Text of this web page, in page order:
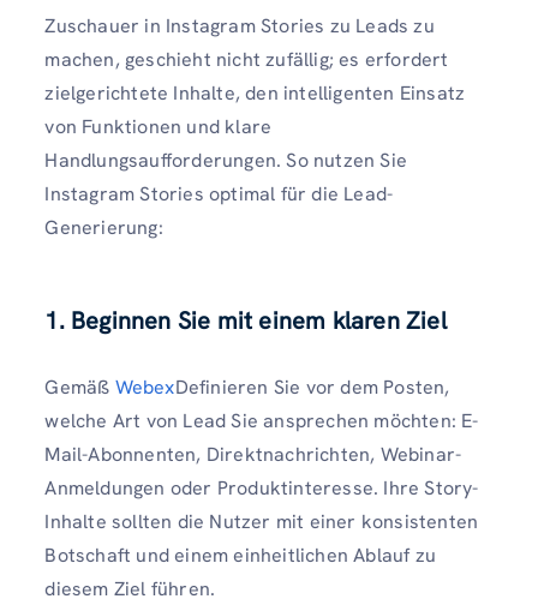
Zuschauer in Instagram Stories zu Leads zu
machen, geschieht nicht zufällig; es erfordert
zielgerichtete Inhalte, den intelligenten Einsatz
von Funktionen und klare
Handlungsaufforderungen. So nutzen Sie
Instagram Stories optimal für die Lead-
Generierung:
1. Beginnen Sie mit einem klaren Ziel
Gemäß WebexDefinieren Sie vor dem Posten,
welche Art von Lead Sie ansprechen möchten: E-
Mail-Abonnenten, Direktnachrichten, Webinar-
Anmeldungen oder Produktinteresse. Ihre Story-
Inhalte sollten die Nutzer mit einer konsistenten
Botschaft und einem einheitlichen Ablauf zu
diesem Ziel führen.